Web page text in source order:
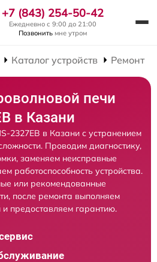
+7 (843) 254-50-42
Ежедневно с 9:00 до 21:00
Позвонить мне утром
Каталог устройств Ремонт
печи
в Казани
2327EB в Казани с устранением
Проводим диагностику,
заменяем неисправные
работоспособность устройства.
или рекомендованные
после ремонта выполняем
предоставляем гарантию.